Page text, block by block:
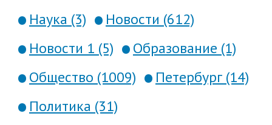
Наука (3)
Новости (612)
Новости 1 (5)
Образование (1)
Общество (1009)
Петербург (14)
Политика (31)